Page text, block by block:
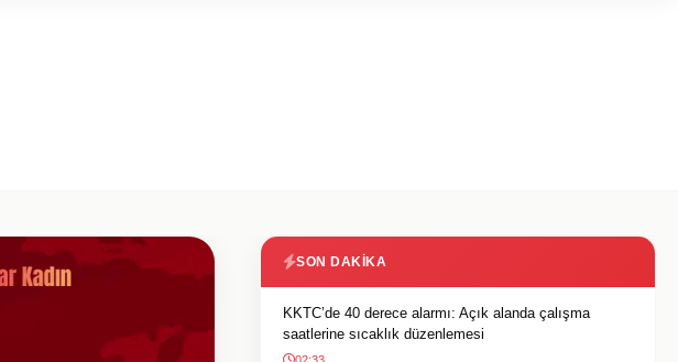
SON DAKIKA
KKTC’de 40 derece alarmı: Açık alanda çalışma
saatlerine sıcaklık düzenlemesi